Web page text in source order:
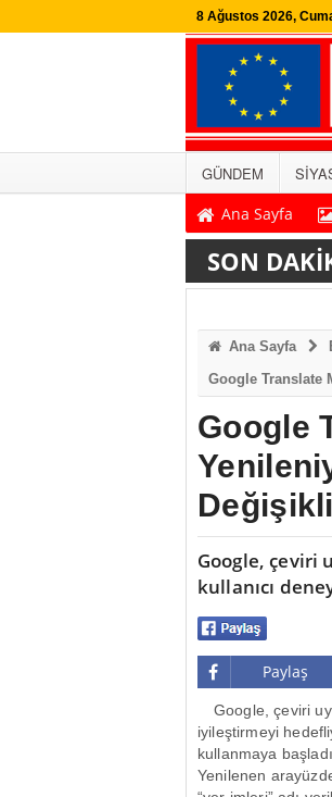
8 Ağustos 2026,
GÜNDEM
Ana Sayfa
SON
Ana Sayfa
Google Translate
Google
Google, çeviri
kullanıcı
Paylaş
Google, çeviri
iyileştirmeyi
kullanmaya başladı.
Yenilenen